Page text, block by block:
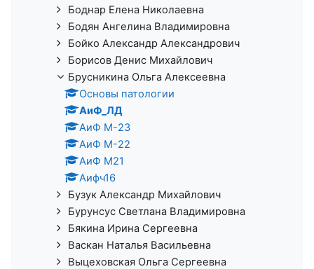
Боднар Елена Николаевна
Бодян Ангелина Владимировна
Бойко Александр Александрович
Борисов Денис Михайлович
Брусникина Ольга Алексеевна
Основы патологии
АиФ_ЛД
АиФ М-23
АиФ М-22
АиФ М21
Аифч16
Бузук Александр Михайлович
Бурунсус Светлана Владимировна
Бякина Ирина Сергеевна
Васкан Наталья Васильевна
Выцеховская Ольга Сергеевна